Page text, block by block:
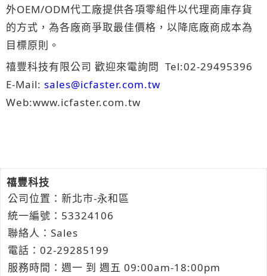
外OEM/ODM代工廠提供各項零組件以代理商庫存貨
的方式，為各廠商爭取最佳價格，以降底廠商成本為
目標原則。
禧豐科技有限公司 歡迎來電詢問 Tel:02-29495396
E-Mail: sales@icfaster.com.tw
Web:www.icfaster.com.tw
禧豐科技
公司位置：新北市-永和區
統一編號：53324106
聯絡人：Sales
電話： 02-29285199
服務時間：週一 到 週五 09:00am-18:00pm